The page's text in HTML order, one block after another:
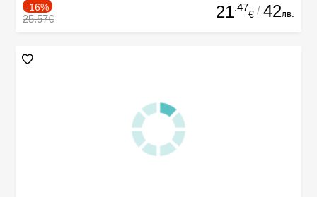
-16%
25.57€ 21.47
€ / 42лв.